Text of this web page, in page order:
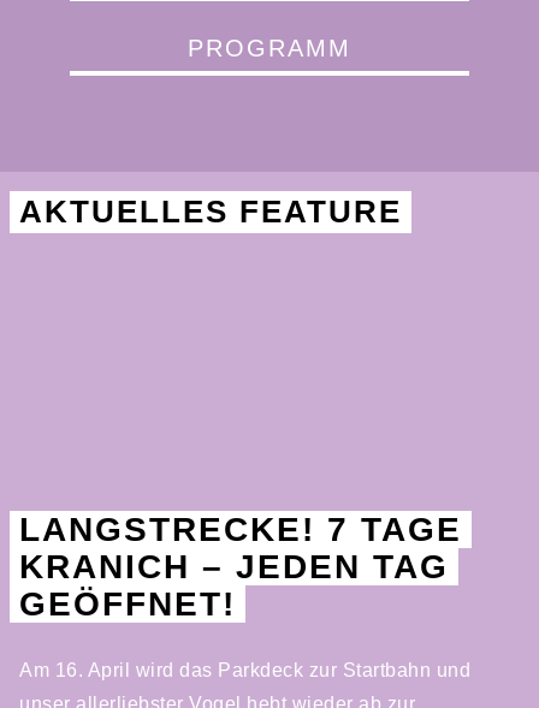
PROGRAMM
AKTUELLES FEATURE
LANGSTRECKE! 7 TAGE
KRANICH – JEDEN TAG
GEÖFFNET!
Am 16. April wird das Parkdeck zur Startbahn und